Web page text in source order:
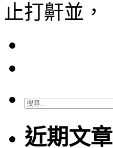
止打鼾並，
搜
關
鍵
近期文章